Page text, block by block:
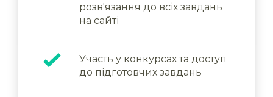
розв'язання до всіх завдань
на сайті
Участь у конкурсах та доступ
до підготовчих завдань